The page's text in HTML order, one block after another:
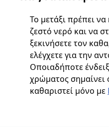
Το μετάξι πρέπει
ζεστό νερό και να
ξεκινήσετε τον
ελέγχετε για την
Οποιαδήποτε
χρώματος σημαίνει
καθαριστεί μόνο με